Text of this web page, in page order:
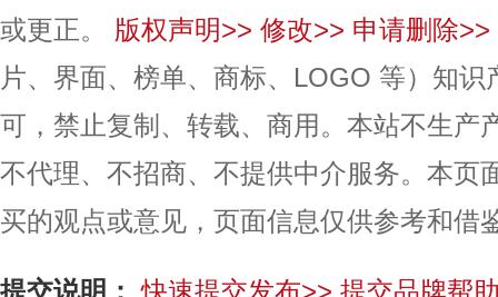
或更正。
版权声明>> 修改>> 申请删除>>
片、界面、榜单、商标、LOGO 等）知
可，禁止复制、转载、商用。本站不生产
不代理、不招商、不提供中介服务。本页
买的观点或意见，页面信息仅供参考和借
提交说明： 快速提交发布>> 提交品牌帮